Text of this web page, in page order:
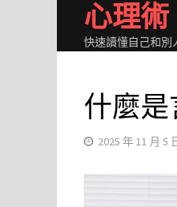
content
心理術
快速讀懂自己和別
什麼
2025 年 11 月 5